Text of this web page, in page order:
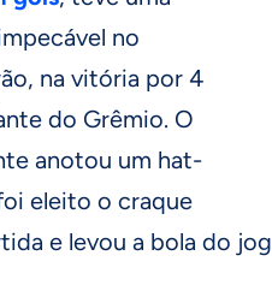
no
na vitória por 4
do Grêmio. O
anotou um hat-
eleito o craque
e levou a bola do